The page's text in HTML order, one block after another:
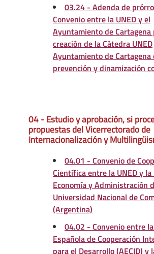
03.24 - Adenda de
Convenio entre la UNED y el
Ayuntamiento de Cartagena
creación de la Cátedra UNED
Ayuntamiento de Cartagena
prevención y dinamización
04 - Estudio y aprobación, si
propuestas del Vicerrectorado de
Internacionalización y
04.01 - Convenio de
Científica entre la UNED y
Economía y Administración
Universidad Nacional de
(Argentina)
04.02 - Convenio entre
Española de Cooperación
para el Desarrollo (AECID) y